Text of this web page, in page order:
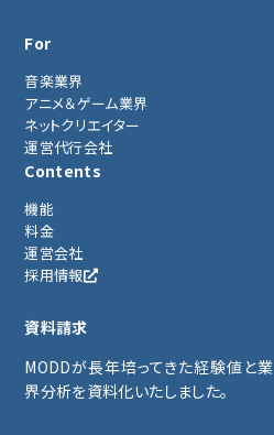
For
音楽業界
アニメ＆ゲーム業界
ネットクリエイター
運営代行会社
Contents
機能
料金
運営会社
採用情報
資料請求
MODDが長年培ってきた経験値と業
界分析を資料化いたしました。